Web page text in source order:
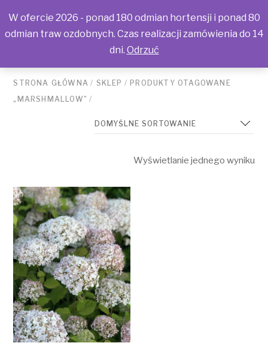
STRONA GŁÓWNA / SKLEP / PRODUKTY OTAGOWANE
„MARSHMALLOW” /
Wyświetlanie jednego wyniku
W ofercie 2026 - ponad 180 odmian hortensji i ponad 80
odmian traw ozdobnych. Czas realizacji zamówienia do 14
dni. Odrzuć